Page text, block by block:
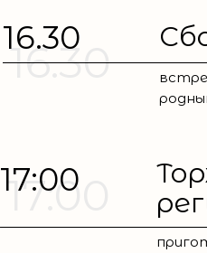
16.30
16.30
17:00
17:00